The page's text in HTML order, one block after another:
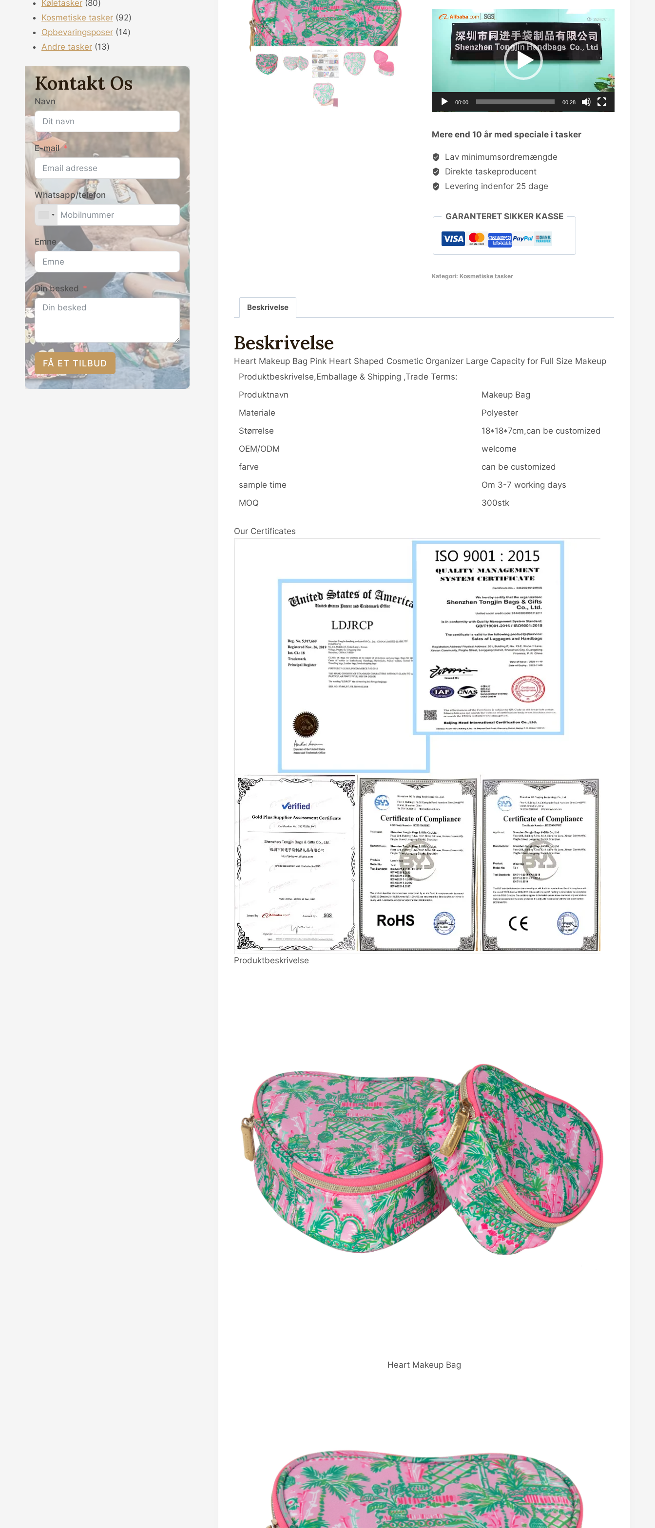
Video
Player
00:00 00:28
Mere end 10 år med speciale i tasker
Lav minimumsordremængde
Direkte taskeproducent
Levering indenfor 25 dage
GARANTERET SIKKER KASSE
Kategori:Kosmetiske tasker
Beskrivelse
Beskrivelse
Heart Makeup Bag Pink Heart Shaped Cosmetic Organizer Large Capacity for Full Size Makeup
Produktbeskrivelse,Emballage & Shipping ,Trade Terms:
Produktnavn
Makeup Bag
Materiale
Polyester
Størrelse
18*18*7cm,can be customized
OEM/ODM
welcome
farve
can be customized
sample time
Om 3-7 working days
MOQ
300stk
Our Certificates
Produktbeskrivelse
Heart Makeup Bag
Køletasker 8080
produkter
Kosmetiske tasker 9292
produkter
Opbevaringsposer 1414
Andre tasker 1313
Kontakt Os
Navn
E-mail
Whatsapp/telefon
Emne
Din besked
FÅ ET TILBUD